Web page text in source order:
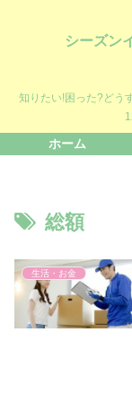
シーズン
知りたい!困った?どう
ホーム
総額
生活・お金